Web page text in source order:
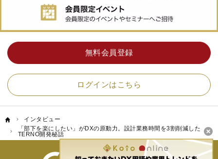
無料会員登録
ログインはこちら
インタビュー
「部下を楽にしたい」がDXの原動力。設計業務時間を3割削減した
TERNO開発秘話